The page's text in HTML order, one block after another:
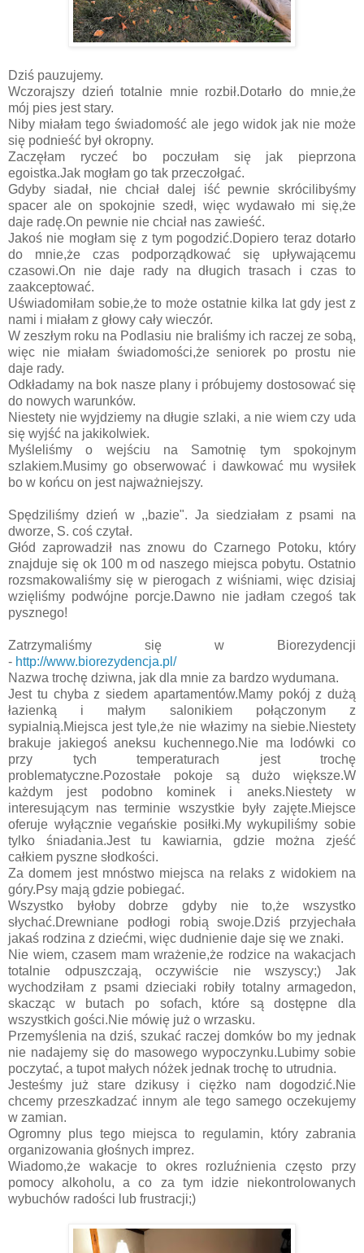
Dziś pauzujemy.
Wczorajszy dzień totalnie mnie rozbił.Dotarło do mnie,że
mój pies jest stary.
Niby miałam tego świadomość ale jego widok jak nie może
się podnieść był okropny.
Zaczęłam ryczeć bo poczułam się jak pieprzona
egoistka.Jak mogłam go tak przeczołgać.
Gdyby siadał, nie chciał dalej iść pewnie skrócilibyśmy
spacer ale on spokojnie szedł, więc wydawało mi się,że
daje radę.On pewnie nie chciał nas zawieść.
Jakoś nie mogłam się z tym pogodzić.Dopiero teraz dotarło
do mnie,że czas podporządkować się upływającemu
czasowi.On nie daje rady na długich trasach i czas to
zaakceptować.
Uświadomiłam sobie,że to może ostatnie kilka lat gdy jest z
nami i miałam z głowy cały wieczór.
W zeszłym roku na Podlasiu nie braliśmy ich raczej ze sobą,
więc nie miałam świadomości,że seniorek po prostu nie
daje rady.
Odkładamy na bok nasze plany i próbujemy dostosować się
do nowych warunków.
Niestety nie wyjdziemy na długie szlaki, a nie wiem czy uda
się wyjść na jakikolwiek.
Myśleliśmy o wejściu na Samotnię tym spokojnym
szlakiem.Musimy go obserwować i dawkować mu wysiłek
bo w końcu on jest najważniejszy.
Spędziliśmy dzień w ,,bazie". Ja siedziałam z psami na
dworze, S. coś czytał.
Głód zaprowadził nas znowu do Czarnego Potoku, który
znajduje się ok 100 m od naszego miejsca pobytu. Ostatnio
rozsmakowaliśmy się w pierogach z wiśniami, więc dzisiaj
wzięliśmy podwójne porcje.Dawno nie jadłam czegoś tak
pysznego!
Zatrzymaliśmy się w Biorezydencji
- http://www.biorezydencja.pl/
Nazwa trochę dziwna, jak dla mnie za bardzo wydumana.
Jest tu chyba z siedem apartamentów.Mamy pokój z dużą
łazienką i małym salonikiem połączonym z
sypialnią.Miejsca jest tyle,że nie włazimy na siebie.Niestety
brakuje jakiegoś aneksu kuchennego.Nie ma lodówki co
przy tych temperaturach jest trochę
problematyczne.Pozostałe pokoje są dużo większe.W
każdym jest podobno kominek i aneks.Niestety w
interesującym nas terminie wszystkie były zajęte.Miejsce
oferuje wyłącznie vegańskie posiłki.My wykupiliśmy sobie
tylko śniadania.Jest tu kawiarnia, gdzie można zjeść
całkiem pyszne słodkości.
Za domem jest mnóstwo miejsca na relaks z widokiem na
góry.Psy mają gdzie pobiegać.
Wszystko byłoby dobrze gdyby nie to,że wszystko
słychać.Drewniane podłogi robią swoje.Dziś przyjechała
jakaś rodzina z dziećmi, więc dudnienie daje się we znaki.
Nie wiem, czasem mam wrażenie,że rodzice na wakacjach
totalnie odpuszczają, oczywiście nie wszyscy;) Jak
wychodziłam z psami dzieciaki robiły totalny armagedon,
skacząc w butach po sofach, które są dostępne dla
wszystkich gości.Nie mówię już o wrzasku.
Przemyślenia na dziś, szukać raczej domków bo my jednak
nie nadajemy się do masowego wypoczynku.Lubimy sobie
poczytać, a tupot małych nóżek jednak trochę to utrudnia.
Jesteśmy już stare dzikusy i ciężko nam dogodzić.Nie
chcemy przeszkadzać innym ale tego samego oczekujemy
w zamian.
Ogromny plus tego miejsca to regulamin, który zabrania
organizowania głośnych imprez.
Wiadomo,że wakacje to okres rozluźnienia często przy
pomocy alkoholu, a co za tym idzie niekontrolowanych
wybuchów radości lub frustracji;)